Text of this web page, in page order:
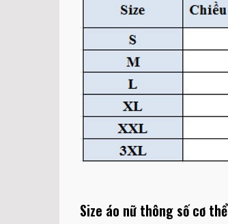
Size áo nữ thông số cơ thể